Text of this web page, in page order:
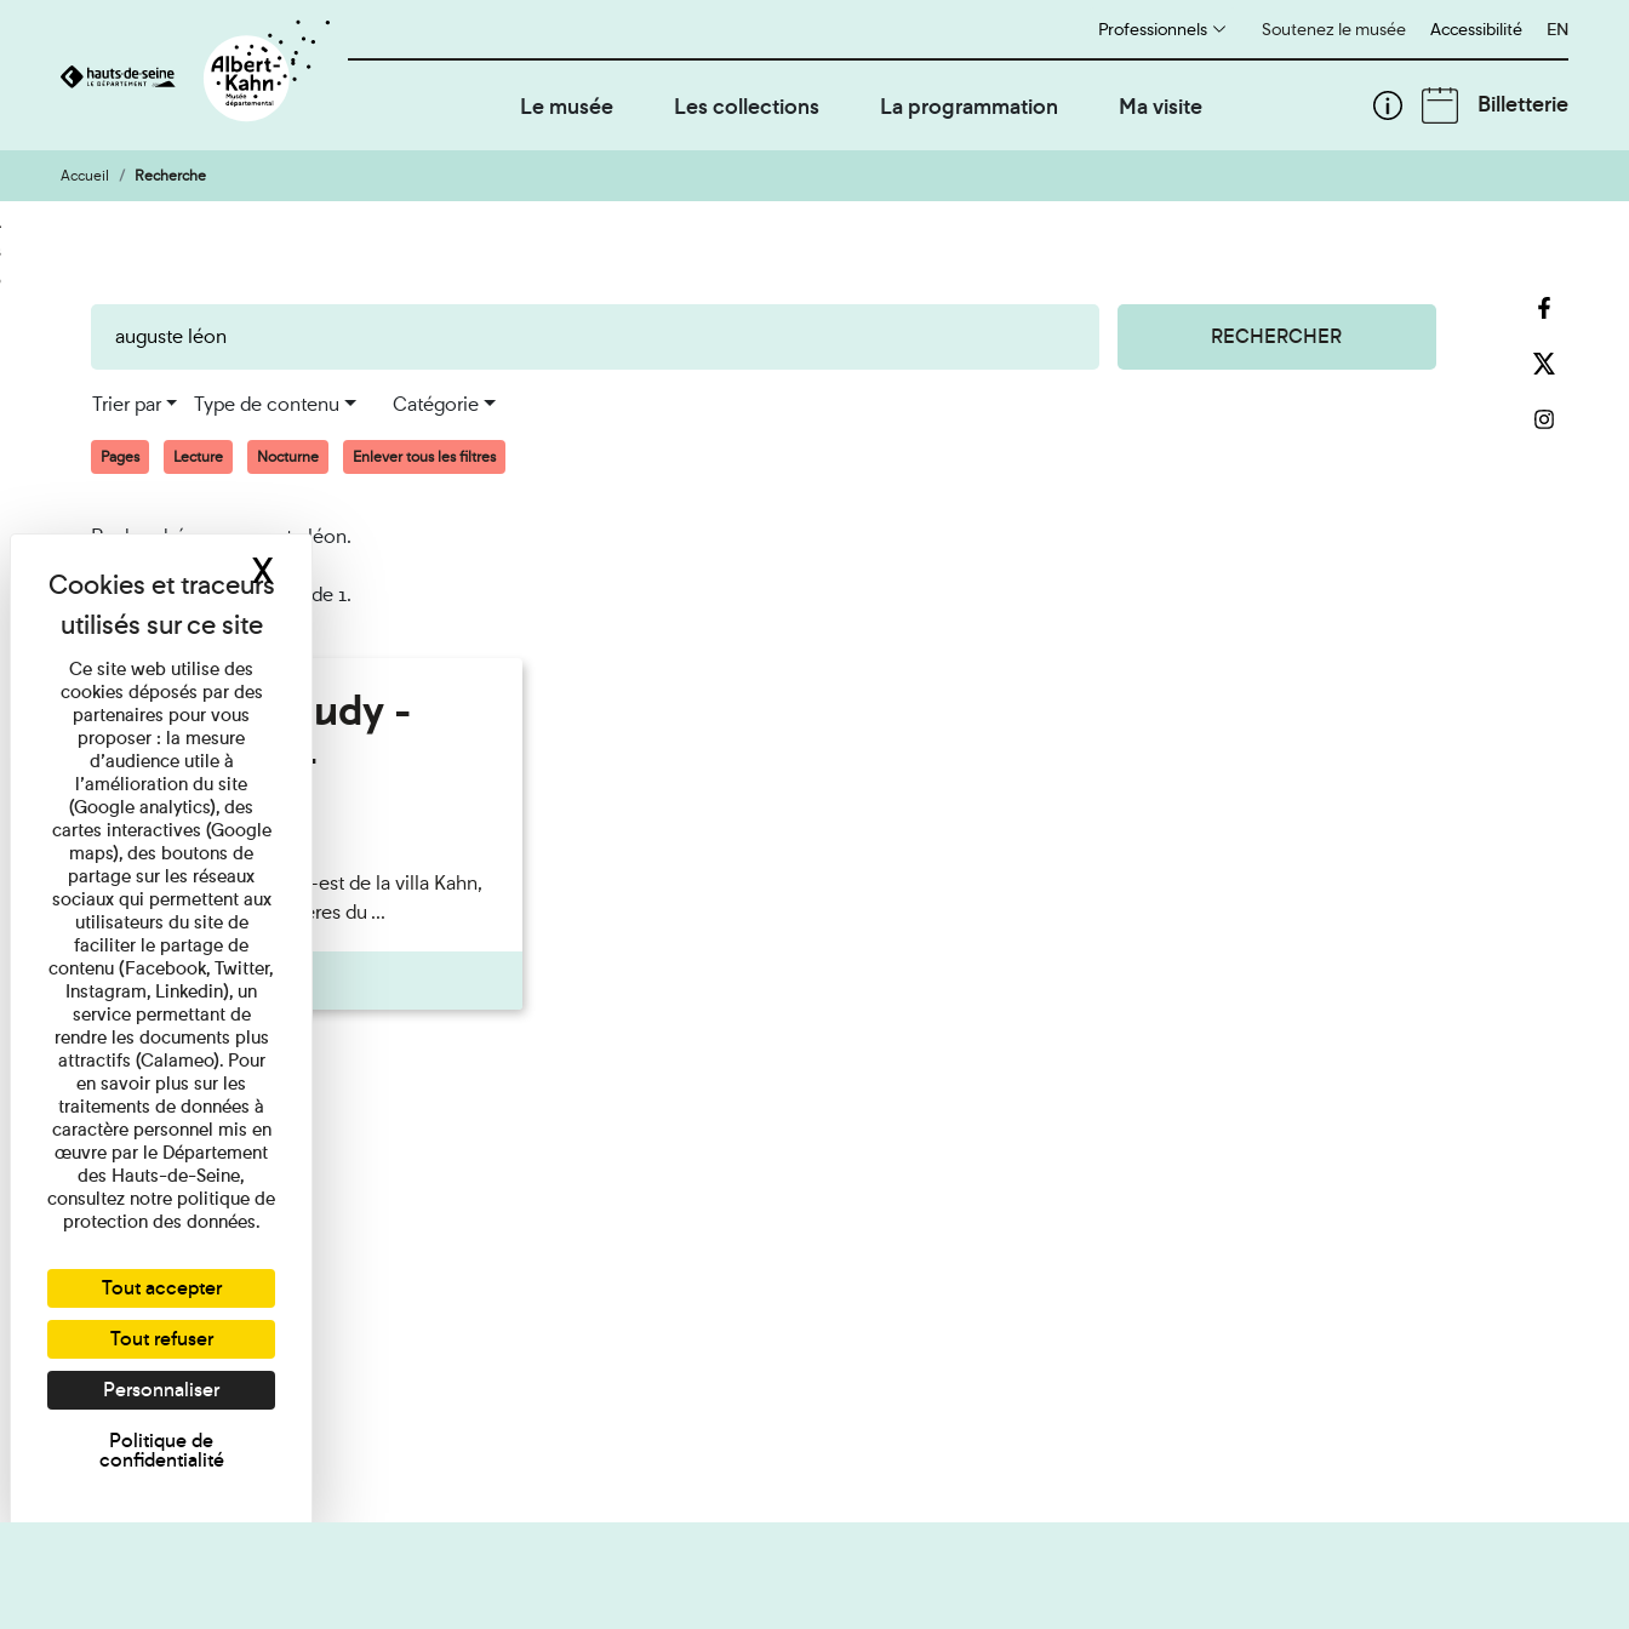
Aller
au
contenu
Aller
à
la
Soutenez le musée
Professionnels Accessibilité English
EN
Le musée Les collections La programmation Ma visite Billetterie
Accueil Recherche
RECHERCHER
Trier par Type de contenu Catégorie
Pages Lecture Nocturne Enlever tous les filtres
Recherché pour auguste léon.
Afficher les résultats 1 à 1 de 1.
Hélène Gaudy -
Villa Zamir
Lecture
couchant) [Angle nord-est de la villa Kahn,
dite villa Zamir et lumières du ...
Pages
Ce site web utilise des
cookies déposés par des
partenaires pour vous
proposer : la mesure
d’audience utile à
l’amélioration du site
(Google analytics), des
cartes interactives (Google
maps), des boutons de
partage sur les réseaux
sociaux qui permettent aux
utilisateurs du site de
faciliter le partage de
contenu (Facebook, Twitter,
Instagram, Linkedin), un
service permettant de
rendre les documents plus
attractifs (Calameo). Pour
en savoir plus sur les
traitements de données à
caractère personnel mis en
œuvre par le Département
des Hauts-de-Seine,
consultez notre politique de
protection des données.
Tout accepter
Tout refuser
Personnaliser
Politique de
confidentialité
XMasquer le bandeau des cookies